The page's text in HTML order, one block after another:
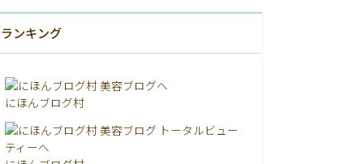
ランキング
にほんブログ村